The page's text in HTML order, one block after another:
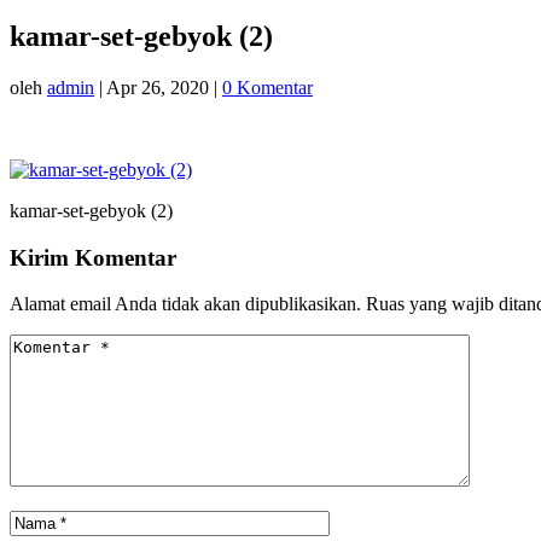
kamar-set-gebyok (2)
oleh admin | Apr 26, 2020 | 0 Komentar
kamar-set-gebyok (2)
Kirim Komentar
Alamat email Anda tidak akan dipublikasikan. Ruas yang wajib